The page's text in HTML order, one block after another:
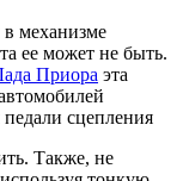
механизме
ее может не быть.
Приора эта
сцепления
Также, не